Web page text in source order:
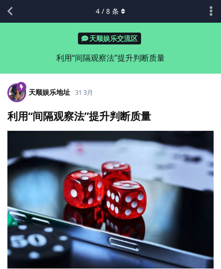
天顺娱乐交流区
利用“间隔观察法”提升判断质量
4 / 8 条
天顺娱乐地址 31 3月
利用“间隔观察法”提升判断质量